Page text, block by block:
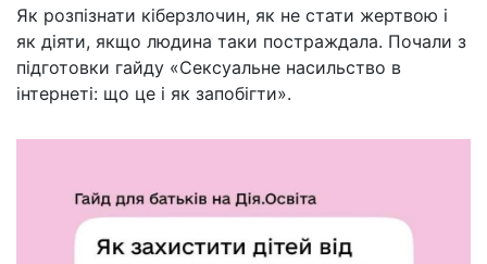
Як розпізнати кіберзлочин, як не стати жертвою і
як діяти, якщо людина таки постраждала. Почали з
підготовки гайду «Сексуальне насильство в
інтернеті: що це і як запобігти».